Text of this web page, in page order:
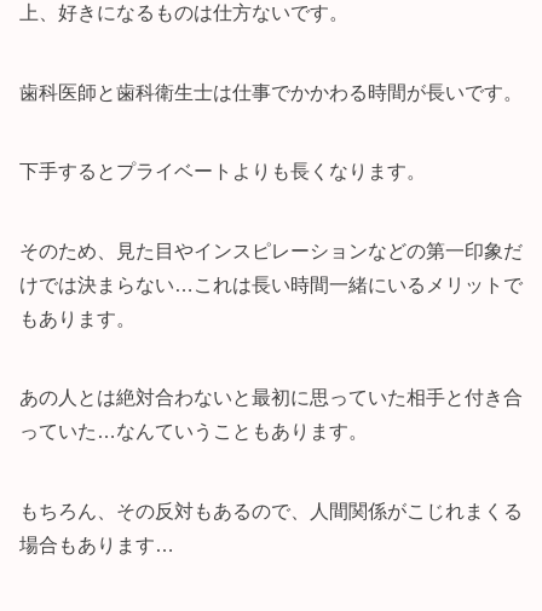
上、好きになるものは仕方ないです。
歯科医師と歯科衛生士は仕事でかかわる時間が長いです。
下手するとプライベートよりも長くなります。
そのため、見た目やインスピレーションなどの第一印象だ
けでは決まらない…これは長い時間一緒にいるメリットで
もあります。
あの人とは絶対合わないと最初に思っていた相手と付き合
っていた…なんていうこともあります。
もちろん、その反対もあるので、人間関係がこじれまくる
場合もあります…